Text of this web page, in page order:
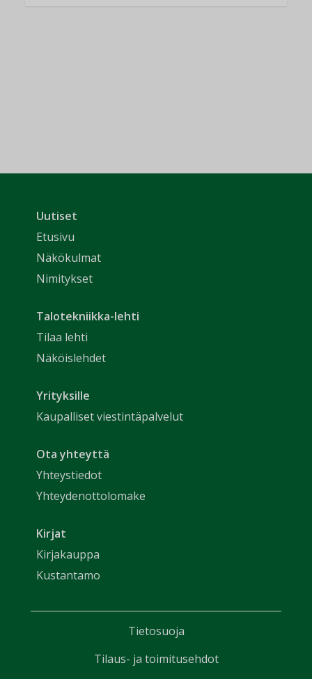
Uutiset
Etusivu
Näkökulmat
Nimitykset
Talotekniikka-lehti
Tilaa lehti
Näköislehdet
Yrityksille
Kaupalliset viestintäpalvelut
Ota yhteyttä
Yhteystiedot
Yhteydenottolomake
Kirjat
Kirjakauppa
Kustantamo
Tietosuoja
Tilaus- ja toimitusehdot